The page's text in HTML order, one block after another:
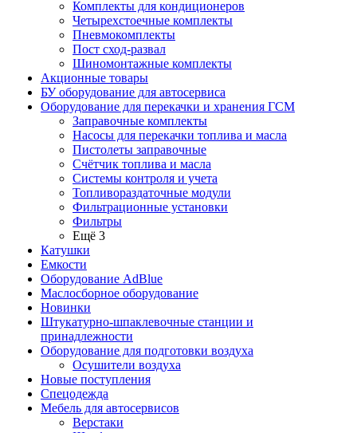
Комплекты для кондиционеров
Четырехстоечные комплекты
Пневмокомплекты
Пост сход-развал
Шиномонтажные комплекты
Акционные товары
БУ оборудование для автосервиса
Оборудование для перекачки и хранения ГСМ
Заправочные комплекты
Насосы для перекачки топлива и масла
Пистолеты заправочные
Счётчик топлива и масла
Системы контроля и учета
Топливораздаточные модули
Фильтрационные установки
Фильтры
Ещё 3
Катушки
Емкости
Оборудование AdBlue
Маслосборное оборудование
Новинки
Штукатурно-шпаклевочные станции и
принадлежности
Оборудование для подготовки воздуха
Осушители воздуха
Новые поступления
Спецодежда
Мебель для автосервисов
Верстаки